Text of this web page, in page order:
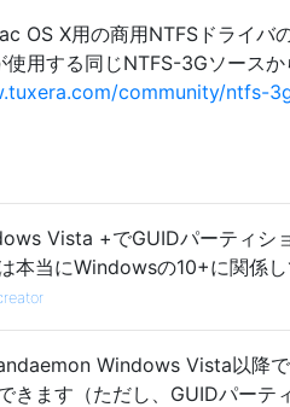
OS X用の商用NTFSドライバ
用する同じNTFS-3Gソース
community/ntfs-
Vista +でGUIDパーティシ
は本当にWindowsの10+に関係し
Windows Vista以降
きます（ただし、GUIDパー